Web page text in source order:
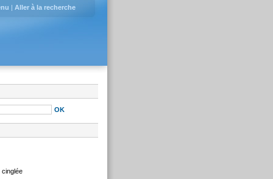
| Aller à la recherche
cinglée